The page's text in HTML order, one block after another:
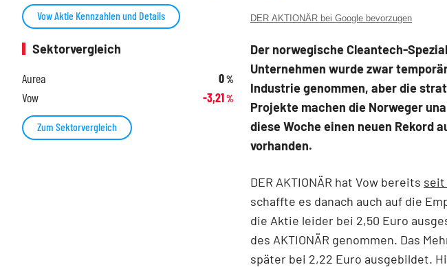
DER AKTIONÄR bei Google bevorzugen
Der norwegische Cleantech-
Unternehmen wurde zwar
Industrie genommen, aber die
Projekte machen die Norweger
diese Woche einen neuen Rekord
vorhanden.
DER AKTIONÄR hat Vow bereits seit
schaffte es danach auch auf die
die Aktie leider bei 2,50 Euro
des AKTIONÄR genommen. Das
später bei 2,22 Euro ausgebildet.
Vow Aktie Kennzahlen und Details
Sektorvergleich
Aurea
0%
Vow -3,21%
Zum Sektorvergleich